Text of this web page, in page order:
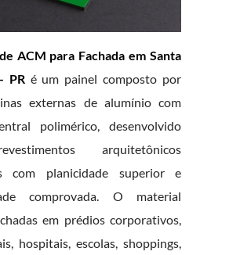
ACM para Fachada em Santa
PRé um painel composto por
externas de alumínio com
polimérico, desenvolvido
arquitetônicos
com planicidade superior e
comprovada. O material
em prédios corporativos,
hospitais, escolas, shoppings,